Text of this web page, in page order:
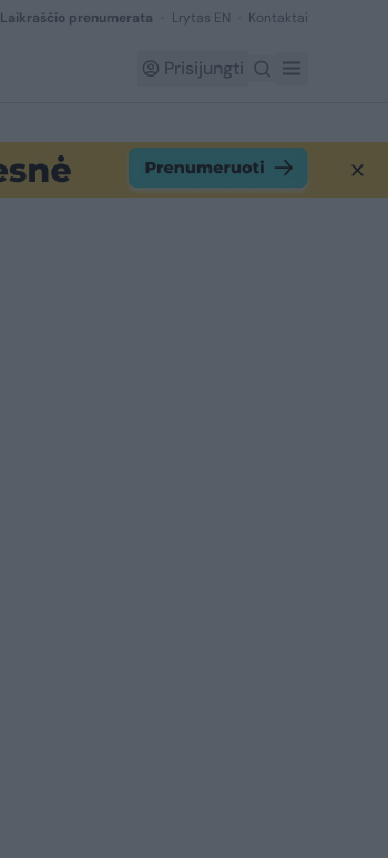
Laikraščio prenumerata Lrytas EN Kontaktai
Prisijungti